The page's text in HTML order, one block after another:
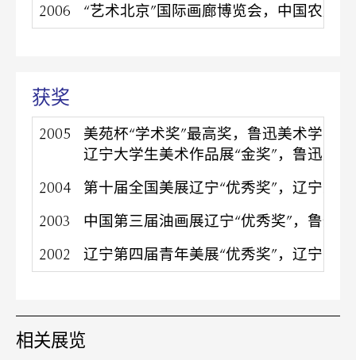
2006
“艺术北京”国际画廊博览会，中国农展
获奖
2005
美苑杯“学术奖”最高奖，鲁迅美术学院
辽宁大学生美术作品展“金奖”，鲁迅美
2004
第十届全国美展辽宁“优秀奖”，辽宁工
2003
中国第三届油画展辽宁“优秀奖”，鲁迅
2002
辽宁第四届青年美展“优秀奖”，辽宁工
相关展览